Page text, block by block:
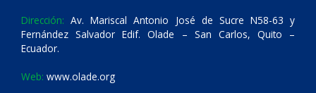
Dirección: Av. Mariscal Antonio José de Sucre N58-63 y
Fernández Salvador Edif. Olade – San Carlos, Quito –
Ecuador.
Web: www.olade.org